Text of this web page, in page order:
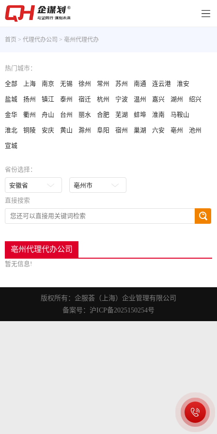
首页 > 代理代办公司 > 亳州代理代办
热门城市：
全部 上海 南京 无锡 徐州 常州 苏州 南通 连云港 淮安
盐城 扬州 镇江 泰州 宿迁 杭州 宁波 温州 嘉兴 湖州 绍兴
金华 衢州 舟山 台州 丽水 合肥 芜湖 蚌埠 淮南 马鞍山
淮北 铜陵 安庆 黄山 滁州 阜阳 宿州 巢湖 六安 亳州 池州
宣城
省份选择：
直接搜索
亳州代理代办公司
暂无信息!
版权所有：企服荟（上海）企业管理有限公司
备案号：沪ICP备2025150254号